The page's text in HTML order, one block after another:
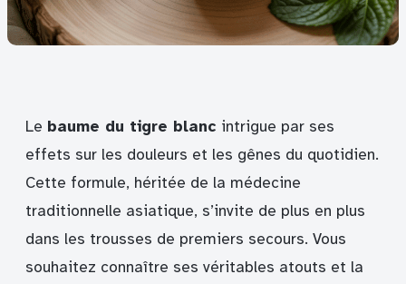
Le baume du tigre blanc intrigue par ses
effets sur les douleurs et les gênes du quotidien.
Cette formule, héritée de la médecine
traditionnelle asiatique, s’invite de plus en plus
dans les trousses de premiers secours. Vous
souhaitez connaître ses véritables atouts et la